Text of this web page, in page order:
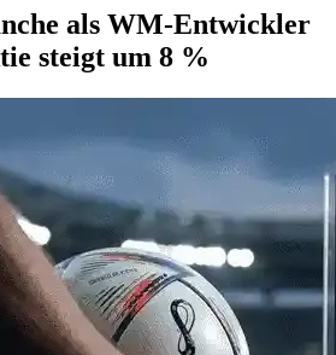
als WM-Entwickler
steigt um 8 %